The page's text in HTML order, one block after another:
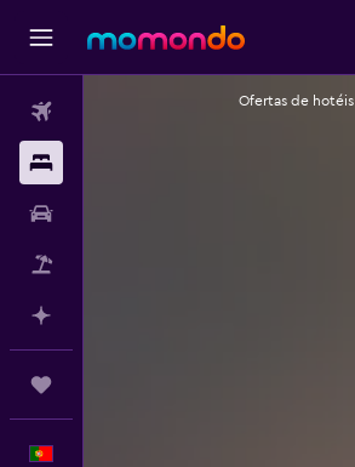
Ofertas de hotéis